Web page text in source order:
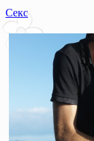
Секс